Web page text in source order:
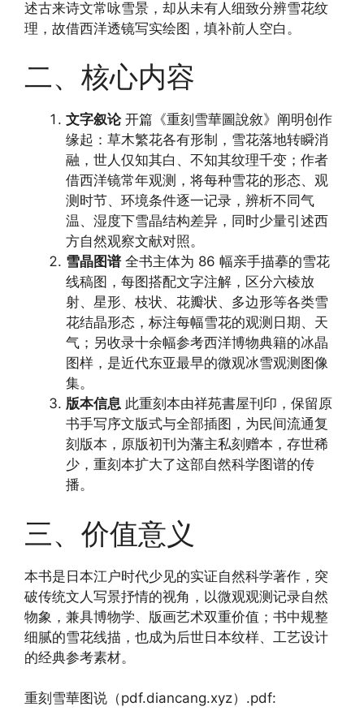
述古来诗文常咏雪景，却从未有人细致分辨雪花纹
理，故借西洋透镜写实绘图，填补前人空白。
二、核心内容
文字叙论开篇《重刻雪華圖說敘》阐明创作
缘起：草木繁花各有形制，雪花落地转瞬消
融，世人仅知其白、不知其纹理千变；作者
借西洋镜常年观测，将每种雪花的形态、观
测时节、环境条件逐一记录，辨析不同气
温、湿度下雪晶结构差异，同时少量引述西
方自然观察文献对照。
雪晶图谱全书主体为 86 幅亲手描摹的雪花
线稿图，每图搭配文字注解，区分六棱放
射、星形、枝状、花瓣状、多边形等各类雪
花结晶形态，标注每幅雪花的观测日期、天
气；另收录十余幅参考西洋博物典籍的冰晶
图样，是近代东亚最早的微观冰雪观测图像
集。
版本信息 此重刻本由祥苑書屋刊印，保留原
书手写序文版式与全部插图，为民间流通复
刻版本，原版初刊为藩主私刻赠本，存世稀
少，重刻本扩大了这部自然科学图谱的传
播。
三、价值意义
本书是日本江户时代少见的实证自然科学著作，突
破传统文人写景抒情的视角，以微观观测记录自然
物象，兼具博物学、版画艺术双重价值；书中规整
细腻的雪花线描，也成为后世日本纹样、工艺设计
的经典参考素材。
重刻雪華图说（pdf.diancang.xyz）.pdf: